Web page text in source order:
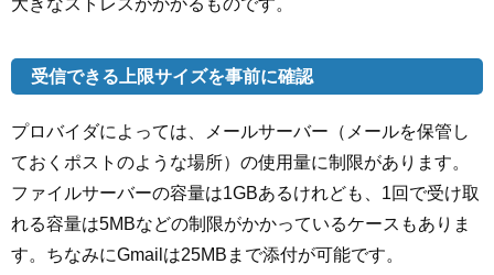
大きなストレスがかかるものです。
受信できる上限サイズを事前に確認
プロバイダによっては、メールサーバー（メールを保管し
ておくポストのような場所）の使用量に制限があります。
ファイルサーバーの容量は1GBあるけれども、1回で受け取
れる容量は5MBなどの制限がかかっているケースもありま
す。ちなみにGmailは25MBまで添付が可能です。